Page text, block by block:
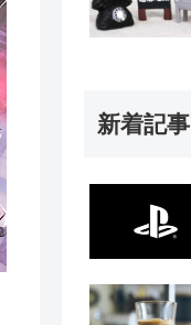
新着記事